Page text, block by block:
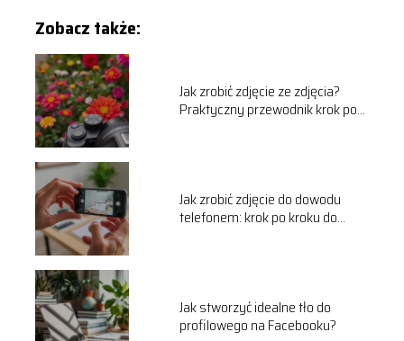
Zobacz także:
Jak zrobić zdjęcie ze zdjęcia?
Praktyczny przewodnik krok po
Jak zrobić zdjęcie do dowodu
telefonem: krok po kroku do
Jak stworzyć idealne tło do
profilowego na Facebooku?